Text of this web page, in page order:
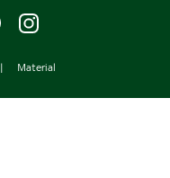
| Material